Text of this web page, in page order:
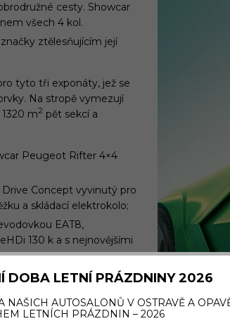
DOBA LETNÍ PRÁZDNINY 2026
AUTOSALONŮ V OSTRAVĚ A
LETNÍCH PRÁZDNIN – 2026
cesty. Showcar
všech 4 kol.
ztělesňujícím její
tyto tři exponáty, jež se
Na stropě vymezují
m2 pět sekcí a
Peugeot Rifter 4×4
Concept vyvinutý pro
a skládací elektrokolo;
EAT8,
130 k a s nejnovějšími
vozy 208 a 308 GTi by